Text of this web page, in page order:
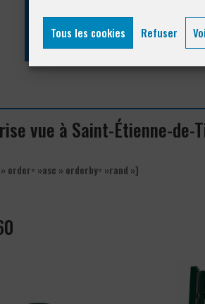
Tous les cookies Refuser
04 93 74
vue à Saint-Étienne-de-
order= »asc » orderby= »rand »]